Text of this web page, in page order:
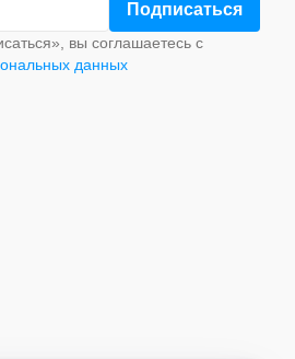
вы соглашаетесь с
данных